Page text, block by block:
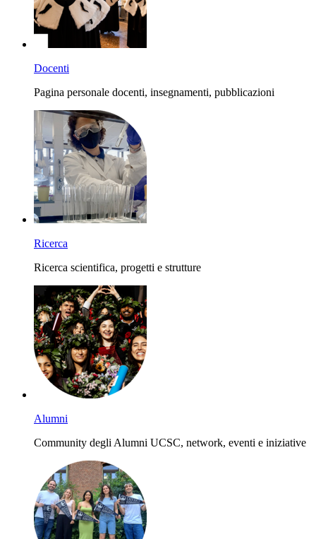
Docenti
Pagina personale docenti, insegnamenti, pubblicazioni
Ricerca
Ricerca scientifica, progetti e strutture
Alumni
Community degli Alumni UCSC, network, eventi e iniziative